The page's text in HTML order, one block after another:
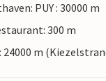
PUY : 30000 m
300 m
m